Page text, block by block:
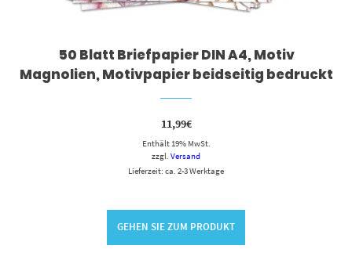
50 Blatt Briefpapier DIN A4, Motiv
Magnolien, Motivpapier beidseitig bedruckt
11,99€
Enthält 19% MwSt.
zzgl. Versand
Lieferzeit: ca. 2-3 Werktage
GEHEN SIE ZUM PRODUKT